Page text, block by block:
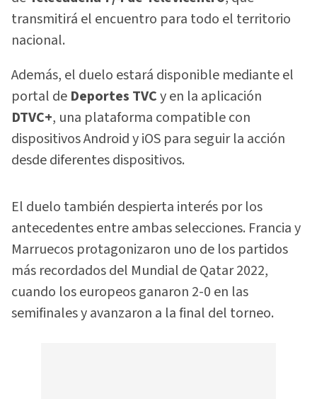
transmitirá el encuentro para todo el territorio
nacional.
Además, el duelo estará disponible mediante el
portal de Deportes TVCy en la aplicación
DTVC+, una plataforma compatible con
dispositivos Android y iOS para seguir la acción
desde diferentes dispositivos.
El duelo también despierta interés por los
antecedentes entre ambas selecciones. Francia y
Marruecos protagonizaron uno de los partidos
más recordados del Mundial de Qatar 2022,
cuando los europeos ganaron 2-0 en las
semifinales y avanzaron a la final del torneo.